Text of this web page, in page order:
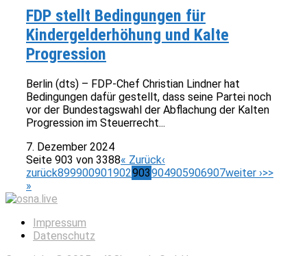
FDP stellt Bedingungen für
Kindergelderhöhung und Kalte
Progression
Berlin (dts) – FDP-Chef Christian Lindner hat
Bedingungen dafür gestellt, dass seine Partei noch
vor der Bundestagswahl der Abflachung der Kalten
Progression im Steuerrecht...
7. Dezember 2024
Seite 903 von 3388« Zurück‹
zurück899900901902903904905906907weiter ›>>
»
Impressum
Datenschutz